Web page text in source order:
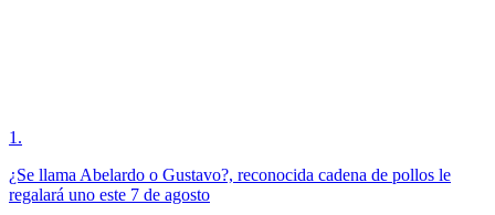
1 .
¿Se llama Abelardo o Gustavo?, reconocida cadena de pollos le
regalará uno este 7 de agosto